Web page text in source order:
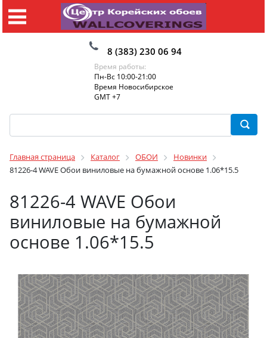
8 (383) 230 06 94
Время работы:
Пн-Вс 10:00-21:00
Время Новосибирское
GMT +7
Главная страница Каталог ОБОИ
Новинки
81226-4 WAVE Обои виниловые на бумажной основе 1.06*15.5
81226-4 WAVE Обои
виниловые на бумажной
основе 1.06*15.5